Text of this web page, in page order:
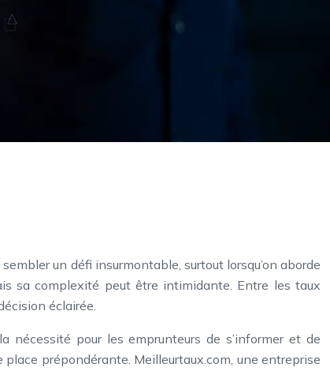
un défi insurmontable, surtout lorsqu’on aborde
sa complexité peut être intimidante. Entre les taux
éclairée.
pour les emprunteurs de s’informer et de
prépondérante. Meilleurtaux.com, une entreprise